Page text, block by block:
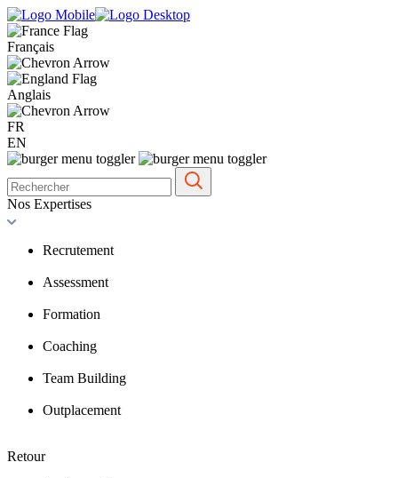
Français
Anglais
FR
EN
Nos Expertises
Recrutement
Assessment
Formation
Coaching
Team Building
Outplacement
Retour